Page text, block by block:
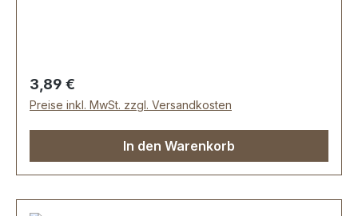
Regulärer Preis:
3,89 €
Preise inkl. MwSt. zzgl. Versandkosten
In den Warenkorb